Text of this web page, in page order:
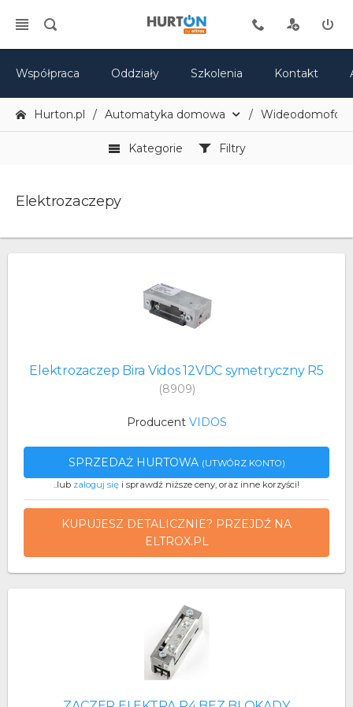
Współpraca Oddziały Szkolenia Kontakt
Hurton.pl Automatyka domowa
Kategorie Filtry
Elektrozaczepy
Elektrozaczep Bira Vidos 12VDC symetryczny R5
(8909)
Producent VIDOS
SPRZEDAŻ HURTOWA (UTWÓRZ KONTO)
..lub zaloguj się i sprawdź niższe ceny, oraz inne korzyści!
KUPUJESZ DETALICZNIE? PRZEJDŹ NA
ELTROX.PL